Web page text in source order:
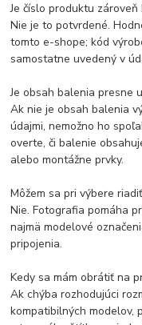
Je číslo produktu
Nie je to potvrdené.
tomto e-shope; kód
samostatne uvedený v
Je obsah balenia presne
Ak nie je obsah balenia
údajmi, nemožno ho
overte, či balenie
alebo montážne prvky.
Môžem sa pri výbere
Nie. Fotografia pomáha
najmä modelové
pripojenia.
Kedy sa mám obrátiť na
Ak chýba rozhodujúci
kompatibilných modelov,